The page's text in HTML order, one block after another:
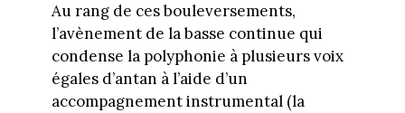
Au rang de ces bouleversements,
l’avènement de la basse continue qui
condense la polyphonie à plusieurs voix
égales d’antan à l’aide d’un
accompagnement instrumental (la